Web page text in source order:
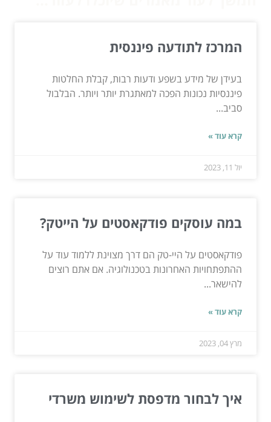
המרכז לתודעה פיננסית
בעידן של מידע בשפע ודעות רבות, קבלת החלטות
פיננסיות נכונות הפכה למאתגרת יותר ויותר. הבלבול
סביב...
קרא עוד »
יול 11, 2023
במה עוסקים פודקאסטים על הייטק?
פודקאסטים על היי-טק הם דרך מצוינת ללמוד עוד על
ההתפתחויות האחרונות בטכנולוגיה. אם אתם רוצים
להישאר...
קרא עוד »
מרץ 04, 2023
איך לבחור מדפסת לשימוש משרדי